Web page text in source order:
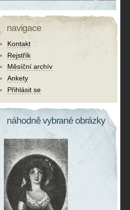
navigace
Kontakt
Rejstřík
Měsíční archív
Ankety
Přihlásit se
náhodně vybrané obrázky